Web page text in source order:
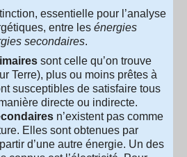
essentielle pour l’analyse
entre les énergies
secondaires.
sont celle qu’on trouve
Terre), plus ou moins prêtes à
susceptibles de satisfaire tous
directe ou indirecte.
n’existent pas comme
Elles sont obtenues par
d’une autre énergie. Un des